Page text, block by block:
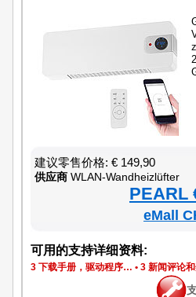
建议零售价格: € 149,90
供应商 WLAN-Wandheizlüfter
PEARL
eMall
可用的支持详细资料:
3 下载手册，驱动程序… • 3 新闻评论